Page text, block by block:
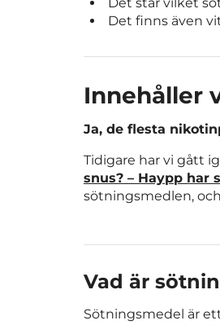
Det finns även
Innehåller
Ja, de flesta
Tidigare har vi gått
snus? – Haypp har
sötningsmedlen,
Vad är
Sötningsmedel är